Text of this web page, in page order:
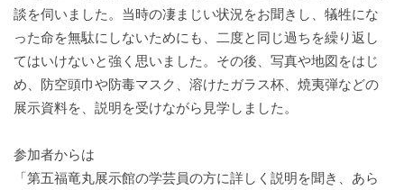
談を伺いました。当時の凄まじい状況をお聞きし、犠牲にな
った命を無駄にしないためにも、二度と同じ過ちを繰り返し
てはいけないと強く思いました。その後、写真や地図をはじ
め、防空頭巾や防毒マスク、溶けたガラス杯、焼夷弾などの
展示資料を、説明を受けながら見学しました。
参加者からは
「第五福竜丸展示館の学芸員の方に詳しく説明を聞き、あら